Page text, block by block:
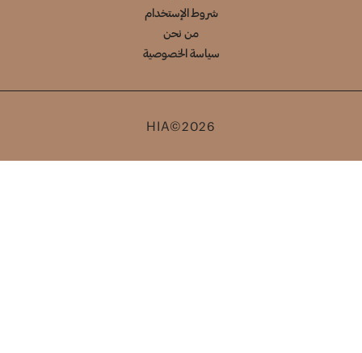
شروط الإستخدام
من نحن
سياسة الخصوصية
HIA©2026